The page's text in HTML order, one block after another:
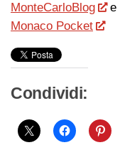
MonteCarloBlog
e
Monaco Pocket
Condividi: